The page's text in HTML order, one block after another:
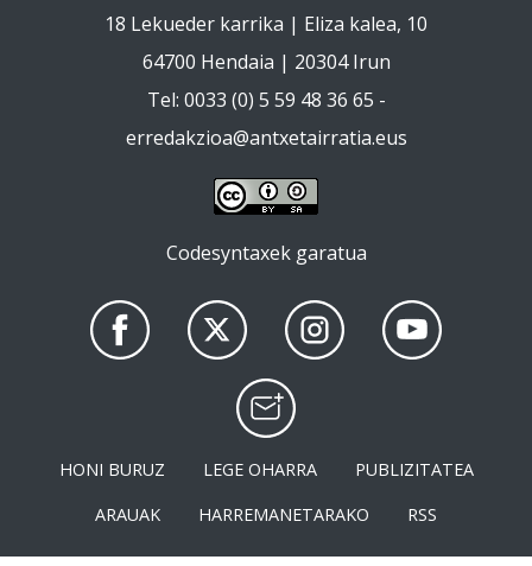
18 Lekueder karrika | Eliza kalea, 10
64700 Hendaia | 20304 Irun
Tel: 0033 (0) 5 59 48 36 65 -
erredakzioa@antxetairratia.eus
Codesyntaxek garatua
HONI BURUZ LEGE OHARRA
PUBLIZITATEA
ARAUAK
HARREMANETARAKO RSS